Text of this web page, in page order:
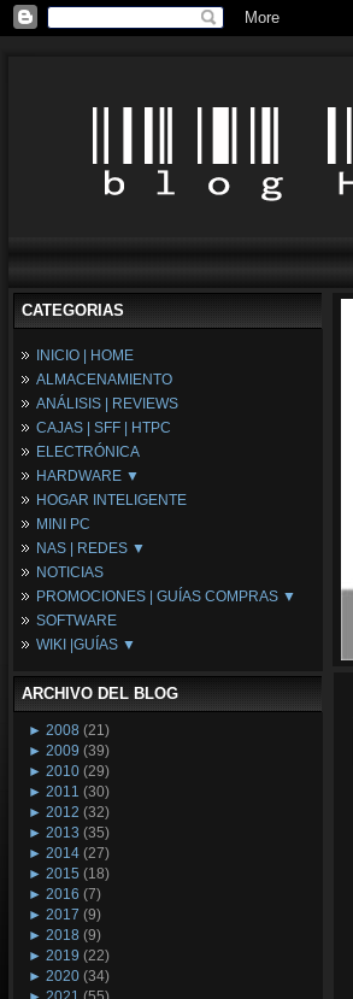
CATEGORIAS
INICIO | HOME
ALMACENAMIENTO
ANÁLISIS | REVIEWS
CAJAS | SFF | HTPC
ELECTRÓNICA
HARDWARE ▼
Fuentes de Alimentación
Memória RAM
Placas Base
Procesadores
Periféricos
Refrigeración
Tarjetas Gráficas
HOGAR INTELIGENTE
MINI PC
NAS | REDES ▼
NAS
Espacio Synology
Redes
NOTICIAS
PROMOCIONES | GUÍAS COMPRAS ▼
Configuraciones Ordenadores
Guías de Compras
SOFTWARE
WIKI |GUÍAS ▼
Wikipedia
ARCHIVO DEL BLOG
► 2008 (21)
► 2009 (39)
► 2010 (29)
► 2011 (30)
► 2012 (32)
► 2013 (35)
► 2014 (27)
► 2015 (18)
► 2016 (7)
► 2017 (9)
► 2018 (9)
► 2019 (22)
► 2020 (34)